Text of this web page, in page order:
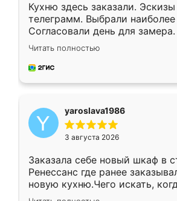
Кухню здесь заказали.
телеграмм. Выбрали
Согласовали день для
недели кухня была уже
довольны работой. Спасибо
мебель за качественную
Читать полностью
yaroslava1986
3 августа 2026
Заказала себе новый шкаф в
Ренессанс где ранее
новую кухню.Чего искать,
вполне довольна. Служит